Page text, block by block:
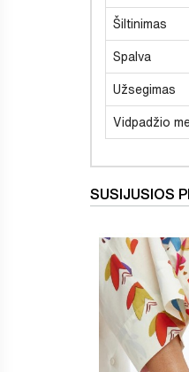
Šiltinimas
Spalva
Užsegimas
Vidpadžio
SUSIJUSIOS